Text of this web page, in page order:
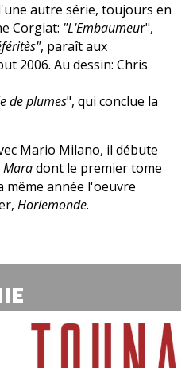
autre série, toujours en
Corgiat: "L'Embaumeur",
, paraît aux
2006. Au dessin: Chris
de plumes", qui conclue la
Mario Milano, il débute
Maradont le premier tome
année l'oeuvre
Horlemonde.